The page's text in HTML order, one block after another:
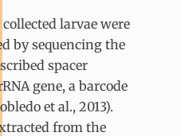
larvae were
by sequencing the
spacer
gene, a barcode
et al., 2013).
from the